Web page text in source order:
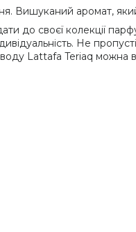
аромат,
до своєї колекції
Не
Lattafa Teriaq можна